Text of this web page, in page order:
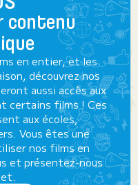
contenu
en entier, et les
découvrez nos
aussi accès aux
certains films ! Ces
aux écoles,
Vous êtes une
nos films en
et présentez-nous